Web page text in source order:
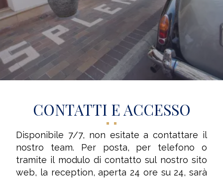
CONTATTI E ACCESSO
Disponibile 7/7, non esitate a contattare il
nostro team. Per posta, per telefono o
tramite il modulo di contatto sul nostro sito
web, la reception, aperta 24 ore su 24, sarà